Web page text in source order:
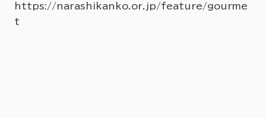
https://narashikanko.or.jp/feature/gourme
t